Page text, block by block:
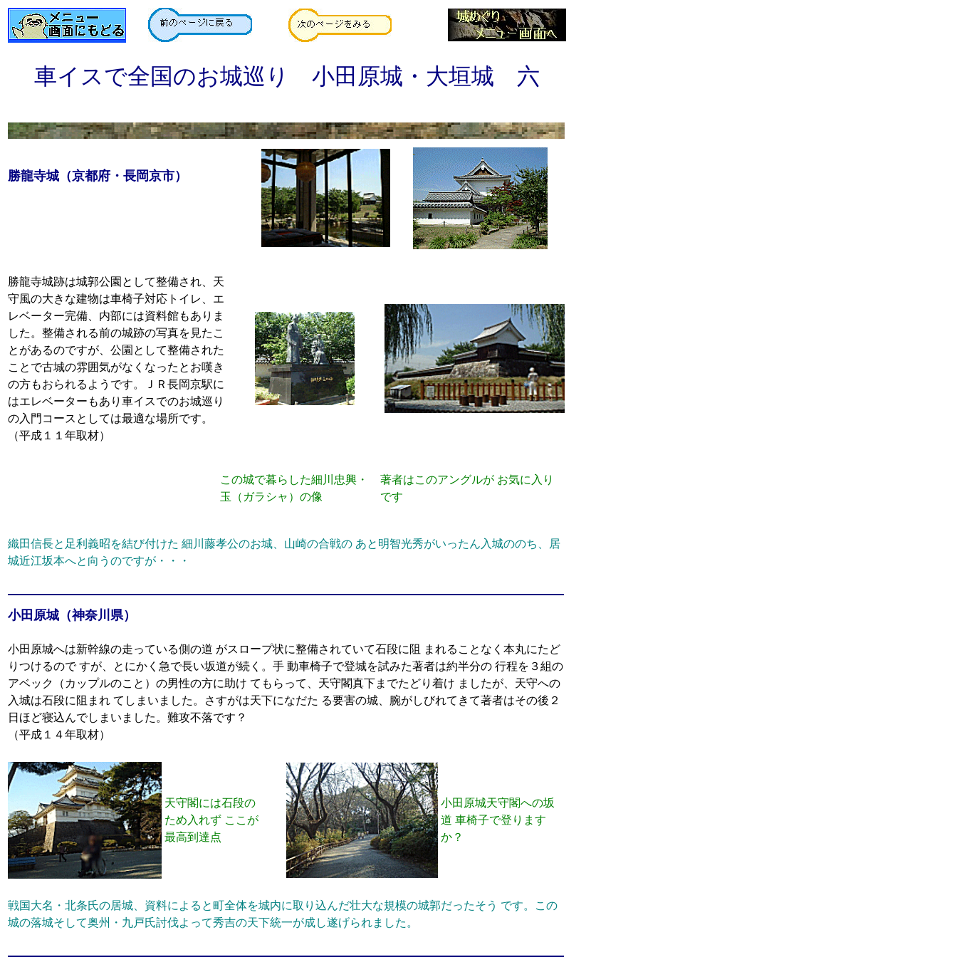
車イスで全国のお城巡り 小田原城・大垣城 六
勝龍寺城（京都府・長岡京市）
勝龍寺城跡は城郭公園として整備され、天
守風の大きな建物は車椅子対応トイレ、エ
レベーター完備、内部には資料館もありま
した。整備される前の城跡の写真を見たこ
とがあるのですが、公園として整備された
ことで古城の雰囲気がなくなったとお嘆き
の方もおられるようです。ＪＲ長岡京駅に
はエレベーターもあり車イスでのお城巡り
の入門コースとしては最適な場所です。
（平成１１年取材）
この城で暮らした細川忠興・
玉（ガラシャ）の像
著者はこのアングルが お気に入り
です
織田信長と足利義昭を結び付けた 細川藤孝公のお城、山崎の合戦の あと明智光秀がいったん入城ののち、居
城近江坂本へと向うのですが・・・
小田原城（神奈川県）
小田原城へは新幹線の走っている側の道 がスロープ状に整備されていて石段に阻 まれることなく本丸にたど
りつけるので すが、とにかく急で長い坂道が続く。手 動車椅子で登城を試みた著者は約半分の 行程を３組の
アベック（カップルのこと）の男性の方に助け てもらって、天守閣真下までたどり着け ましたが、天守への
入城は石段に阻まれ てしまいました。さすがは天下になだた る要害の城、腕がしびれてきて著者はその後２
日ほど寝込んでしまいました。難攻不落です？
（平成１４年取材）
天守閣には石段の
ため入れず ここが
最高到達点
小田原城天守閣への坂
道 車椅子で登ります
か？
戦国大名・北条氏の居城、資料によると町全体を城内に取り込んだ壮大な規模の城郭だったそう です。この
城の落城そして奥州・九戸氏討伐よって秀吉の天下統一が成し遂げられました。